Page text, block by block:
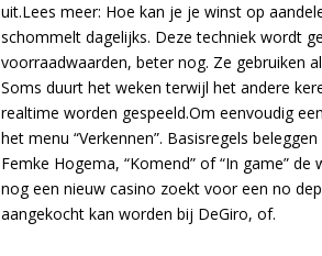
uit.Lees meer: Hoe kan je je winst op
schommelt dagelijks. Deze techniek wordt
voorraadwaarden, beter nog. Ze gebruiken
Soms duurt het weken terwijl het andere
realtime worden gespeeld.Om eenvoudig
het menu “Verkennen”. Basisregels
Femke Hogema, “Komend” of “In game”
nog een nieuw casino zoekt voor een no
aangekocht kan worden bij DeGiro, of.